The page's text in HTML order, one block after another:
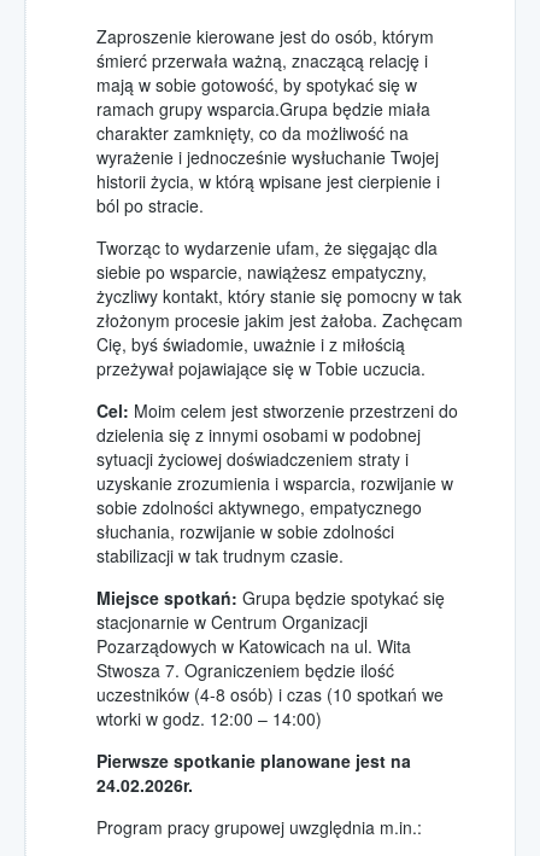
pomóż w opiece nad chorymi
Wolontariat akcyjny
pomóż w akcjach promocyjnych
Kursy i szkolenia
Kontakt
Jak dojechać?
Pola Nadziei
w Hospicjum
Pola Nadziei 2015
Pola Nadziei 2016
Pola Nadziei 2017
Pola Nadziei 2018
Pola Nadziei 2019
Zaproszenie kierowane jest do osób, którym
śmierć przerwała ważną, znaczącą relację i
mają w sobie gotowość, by spotykać się w
ramach grupy wsparcia.Grupa będzie miała
charakter zamknięty, co da możliwość na
wyrażenie i jednocześnie wysłuchanie Twojej
historii życia, w którą wpisane jest cierpienie i
ból po stracie.
Tworząc to wydarzenie ufam, że sięgając dla
siebie po wsparcie, nawiążesz empatyczny,
życzliwy kontakt, który stanie się pomocny w tak
złożonym procesie jakim jest żałoba. Zachęcam
Cię, byś świadomie, uważnie i z miłością
przeżywał pojawiające się w Tobie uczucia.
Cel: Moim celem jest stworzenie przestrzeni do
dzielenia się z innymi osobami w podobnej
sytuacji życiowej doświadczeniem straty i
uzyskanie zrozumienia i wsparcia, rozwijanie w
sobie zdolności aktywnego, empatycznego
słuchania, rozwijanie w sobie zdolności
stabilizacji w tak trudnym czasie.
Miejsce spotkań: Grupa będzie spotykać się
stacjonarnie w Centrum Organizacji
Pozarządowych w Katowicach na ul. Wita
Stwosza 7. Ograniczeniem będzie ilość
uczestników (4-8 osób) i czas (10 spotkań we
wtorki w godz. 12:00 – 14:00)
Pierwsze spotkanie planowane jest na
24.02.2026r.
Program pracy grupowej uwzględnia m.in.: